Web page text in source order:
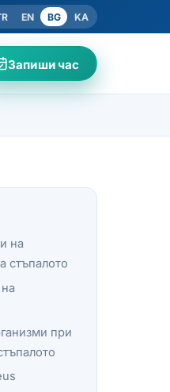
EN BG KA
Запиши час
на
стъпалото
при